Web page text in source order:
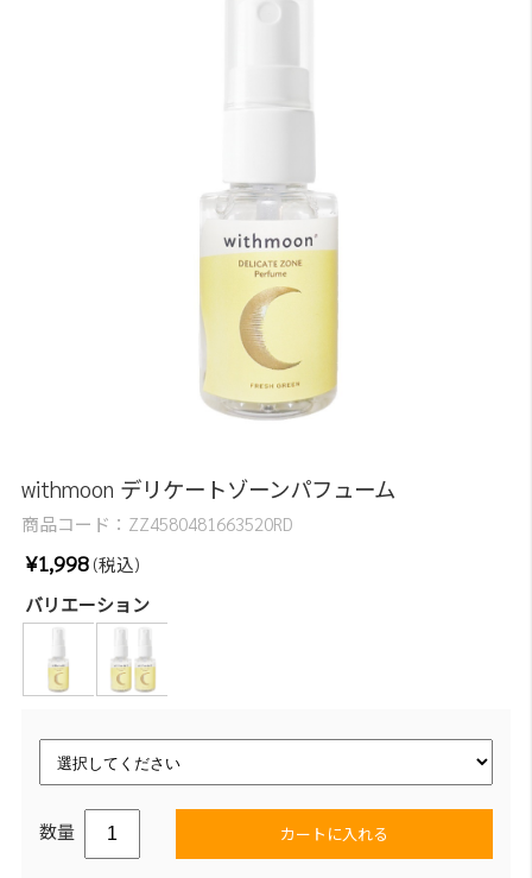
withmoon デリケートゾーンパフューム
商品コード： ZZ4580481663520RD
¥1,998 (税込)
バリエーション
数量 カートに入れる